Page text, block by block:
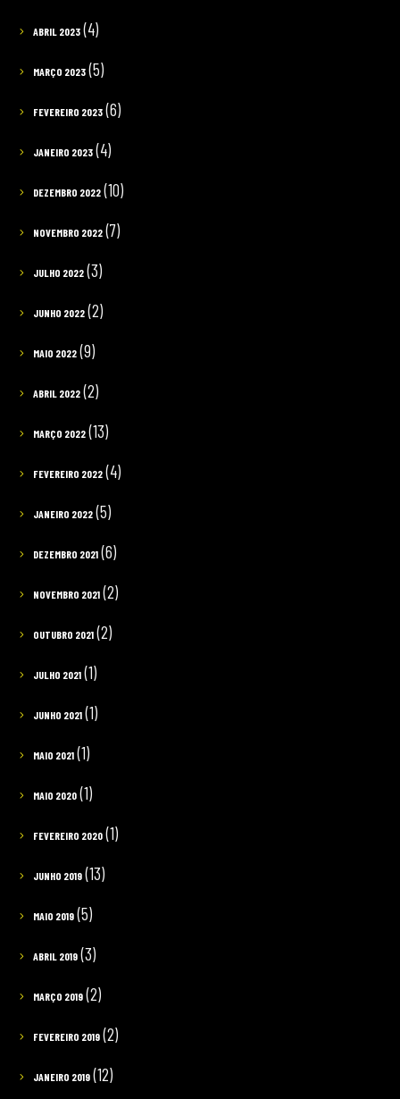
ABRIL 2023(4)
MARÇO 2023(5)
FEVEREIRO 2023(6)
JANEIRO 2023(4)
DEZEMBRO 2022(10)
NOVEMBRO 2022(7)
JULHO 2022(3)
JUNHO 2022(2)
MAIO 2022(9)
ABRIL 2022(2)
MARÇO 2022(13)
FEVEREIRO 2022(4)
JANEIRO 2022(5)
DEZEMBRO 2021(6)
NOVEMBRO 2021(2)
OUTUBRO 2021(2)
JULHO 2021(1)
JUNHO 2021(1)
MAIO 2021(1)
MAIO 2020(1)
FEVEREIRO 2020(1)
JUNHO 2019(13)
MAIO 2019(5)
ABRIL 2019(3)
MARÇO 2019(2)
FEVEREIRO 2019(2)
JANEIRO 2019(12)